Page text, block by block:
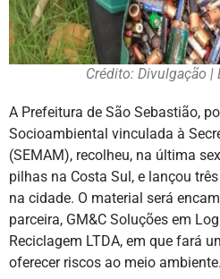
Crédito: Divulgação |
A Prefeitura de São Sebastião,
Socioambiental vinculada à
(SEMAM), recolheu, na última
pilhas na Costa Sul, e lançou
na cidade. O material será
parceira, GM&C Soluções em
Reciclagem LTDA, em que fará
oferecer riscos ao meio ambiente.